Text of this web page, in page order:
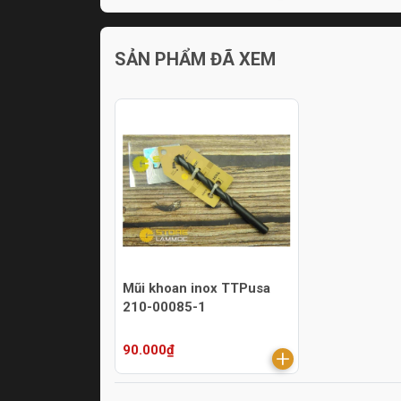
SẢN PHẨM ĐÃ XEM
Mũi khoan inox TTPusa
210-00085-1
90.000₫